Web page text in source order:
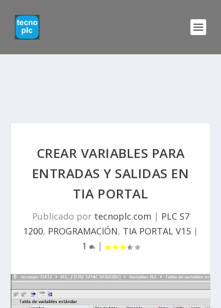
CREAR VARIABLES PARA
ENTRADAS Y SALIDAS EN
TIA PORTAL
Publicado por tecnoplc.com | PLC S7
1200, PROGRAMACIÓN, TIA PORTAL V15|
1
|